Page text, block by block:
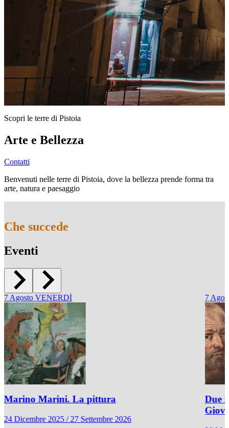
Scopri le terre di Pistoia
Arte e Bellezza
Contatti
Benvenuti nelle terre di Pistoia, dove la bellezza prende forma tra
arte, natura e paesaggio
Che succede
Eventi
7Agosto VENERDÌ
Marino Marini. La pittura
24 Dicembre 2025 / 27 Settembre 2026
7
Due